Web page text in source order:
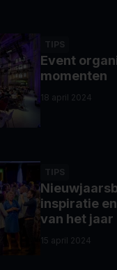
TIPS
Event
momenten
18 april 2024
TIPS
inspiratie
van het jaar
15 april 2024